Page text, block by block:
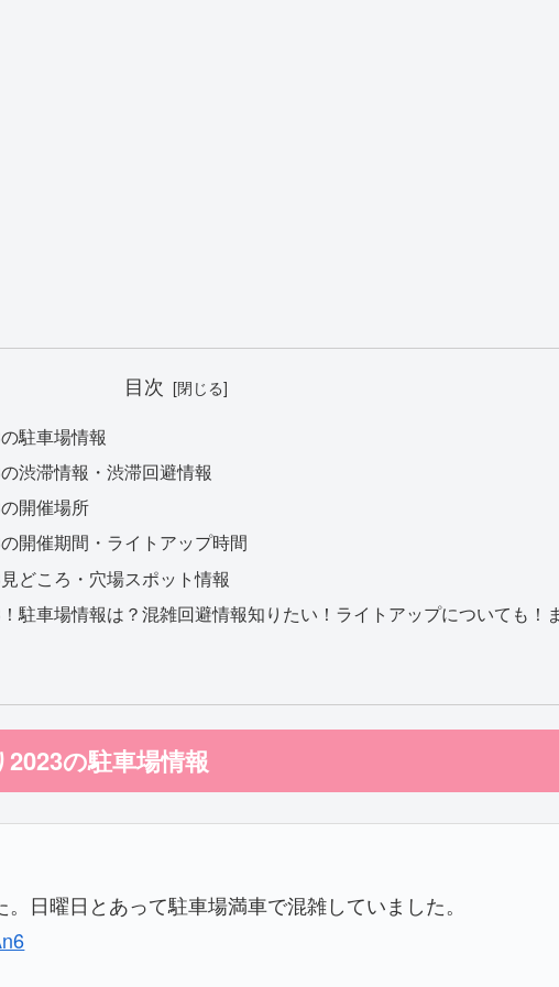
目次
駐車場情報
渋滞情報・渋滞回避情報
開催場所
開催期間・ライトアップ時間
どころ・穴場スポット情報
駐車場情報は？混雑回避情報知りたい！ライトアップについても！
の駐車場情報
日曜日とあって駐車場満車で混雑していました。